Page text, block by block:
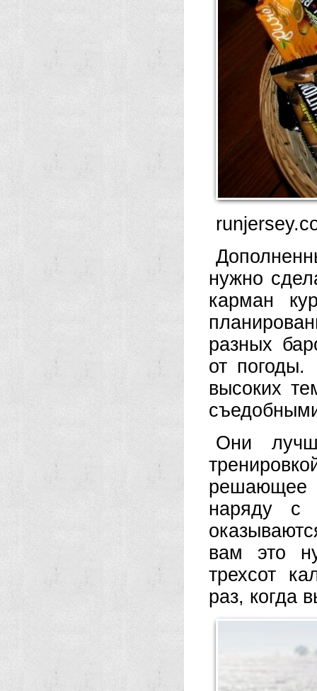
нужно
карман
разных
от погоды.
высоких
Они
решающее
наряду с
вам это
трехсот
раз, когда